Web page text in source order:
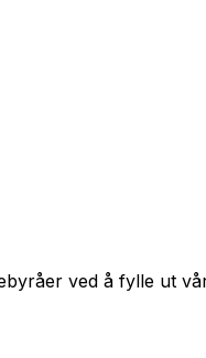
ved å fylle ut